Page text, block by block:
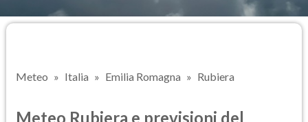
Meteo Italia Emilia Romagna Rubiera
Meteo Rubiera e previsioni del